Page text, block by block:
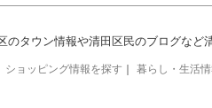
タウン情報や清田区民のブログな
ショッピング情報を探す ｜ 暮らし・生活